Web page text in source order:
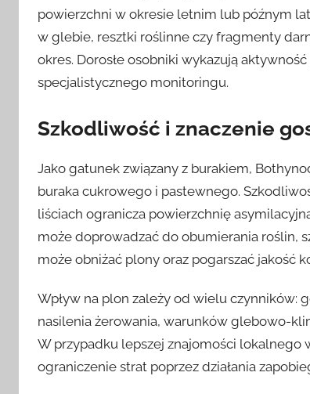
powierzchni w okresie letnim lub późnym
w glebie, resztki roślinne czy fragmenty
okres. Dorosłe osobniki wykazują
specjalistycznego monitoringu.
Szkodliwość i znaczenie
Jako gatunek związany z burakiem,
buraka cukrowego i pastewnego.
liściach ogranicza powierzchnię
może doprowadzać do obumierania roślin,
może obniżać plony oraz pogarszać jakość
Wpływ na plon zależy od wielu czynników:
nasilenia żerowania, warunków glebowo-
W przypadku lepszej znajomości
ograniczenie strat poprzez działania